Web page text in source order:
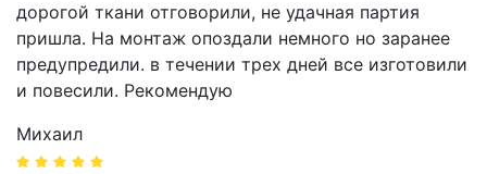
дорогой ткани отговорили, не удачная партия
пришла. На монтаж опоздали немного но заранее
предупредили. в течении трех дней все изготовили
и повесили. Рекомендую
Михаил